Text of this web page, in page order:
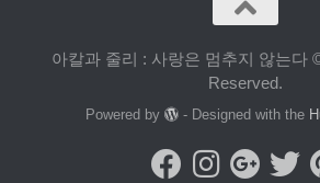
아칼과 줄리 : 사랑은 멈추지 않는다
Reserved.
Powered by - Designed with the